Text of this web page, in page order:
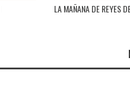
LA MAÑANA DE REYES